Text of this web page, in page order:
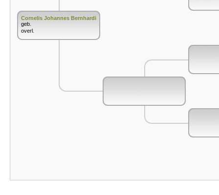
Cornelis Johannes Bernhardi
geb.
overl.